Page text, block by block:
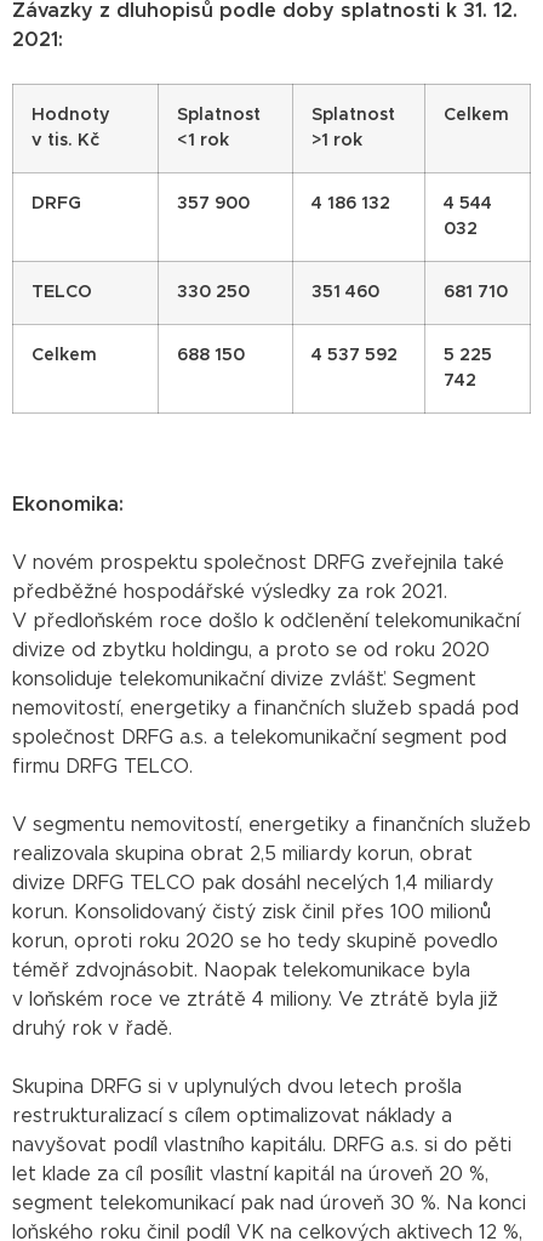
Závazky z dluhopisů podle doby splatnosti k 31. 12.
2021:
Hodnoty
v tis. Kč
Splatnost
<1 rok
Splatnost
>1 rok
Celkem
DRFG 357 900 4 186 132
4 544
032
TELCO 330 250 351 460 681 710
Celkem 688 150 4 537 592
5 225
742
Ekonomika:
V novém prospektu společnost DRFG zveřejnila také
předběžné hospodářské výsledky za rok 2021.
V předloňském roce došlo k odčlenění telekomunikační
divize od zbytku holdingu, a proto se od roku 2020
konsoliduje telekomunikační divize zvlášť. Segment
nemovitostí, energetiky a finančních služeb spadá pod
společnost DRFG a.s. a telekomunikační segment pod
firmu DRFG TELCO.
V segmentu nemovitostí, energetiky a finančních služeb
realizovala skupina obrat 2,5 miliardy korun, obrat
divize DRFG TELCO pak dosáhl necelých 1,4 miliardy
korun. Konsolidovaný čistý zisk činil přes 100 milionů
korun, oproti roku 2020 se ho tedy skupině povedlo
téměř zdvojnásobit. Naopak telekomunikace byla
v loňském roce ve ztrátě 4 miliony. Ve ztrátě byla již
druhý rok v řadě.
Skupina DRFG si v uplynulých dvou letech prošla
restrukturalizací s cílem optimalizovat náklady a
navyšovat podíl vlastního kapitálu. DRFG a.s. si do pěti
let klade za cíl posílit vlastní kapitál na úroveň 20 %,
segment telekomunikací pak nad úroveň 30 %. Na konci
loňského roku činil podíl VK na celkových aktivech 12 %,